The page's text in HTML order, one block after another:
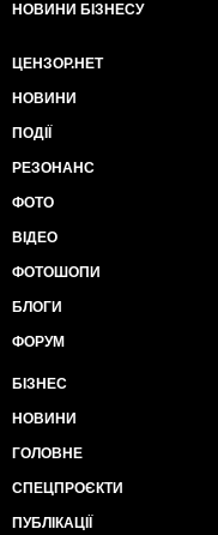
НОВИНИ БІЗНЕСУ
ЦЕНЗОР.НЕТ
НОВИНИ
ПОДІЇ
РЕЗОНАНС
ФОТО
ВІДЕО
ФОТОШОПИ
БЛОГИ
ФОРУМ
БІЗНЕС
НОВИНИ
ГОЛОВНЕ
СПЕЦПРОЄКТИ
ПУБЛІКАЦІЇ